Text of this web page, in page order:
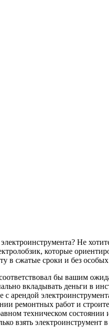
Не
которые
в сжатые сроки и без
бы вашим
вкладывать деньги в
арендой
ремонтных работ и
техническом
электроинструмент в